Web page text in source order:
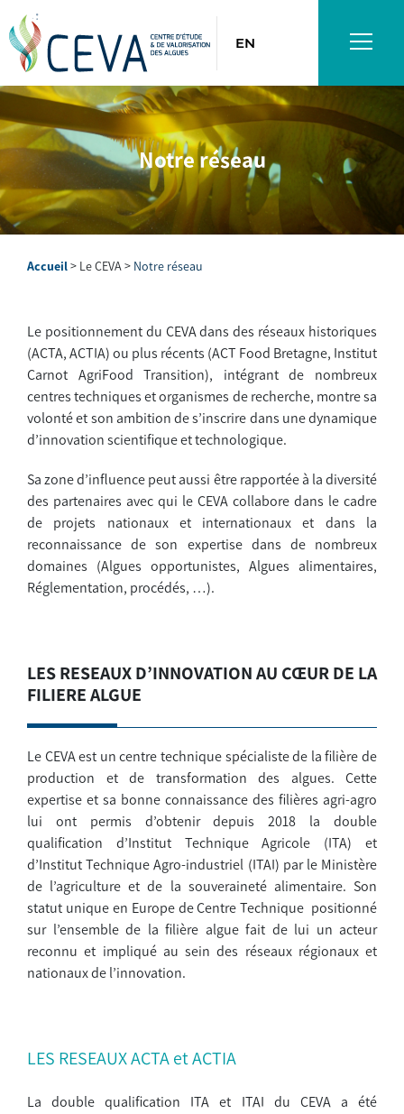
EN
Notre réseau
Accueil> Le CEVA> Notre réseau
Le positionnement du CEVA dans des réseaux historiques
(ACTA, ACTIA) ou plus récents (ACT Food Bretagne, Institut
Carnot AgriFood Transition), intégrant de nombreux
centres techniques et organismes de recherche, montre sa
volonté et son ambition de s’inscrire dans une dynamique
d’innovation scientifique et technologique.
Sa zone d’influence peut aussi être rapportée à la diversité
des partenaires avec qui le CEVA collabore dans le cadre
de projets nationaux et internationaux et dans la
reconnaissance de son expertise dans de nombreux
domaines (Algues opportunistes, Algues alimentaires,
Réglementation, procédés, …).
LES RESEAUX D’INNOVATION AU CŒUR DE LA
FILIERE ALGUE
Le CEVA est un centre technique spécialiste de la filière de
production et de transformation des algues. Cette
expertise et sa bonne connaissance des filières agri-agro
lui ont permis d’obtenir depuis 2018 la double
qualification d’Institut Technique Agricole (ITA) et
d’Institut Technique Agro-industriel (ITAI) par le Ministère
de l’agriculture et de la souveraineté alimentaire. Son
statut unique en Europe de Centre Technique positionné
sur l’ensemble de la filière algue fait de lui un acteur
reconnu et impliqué au sein des réseaux régionaux et
nationaux de l’innovation.
LES RESEAUX ACTA et ACTIA
La double qualification ITA et ITAI du CEVA a été